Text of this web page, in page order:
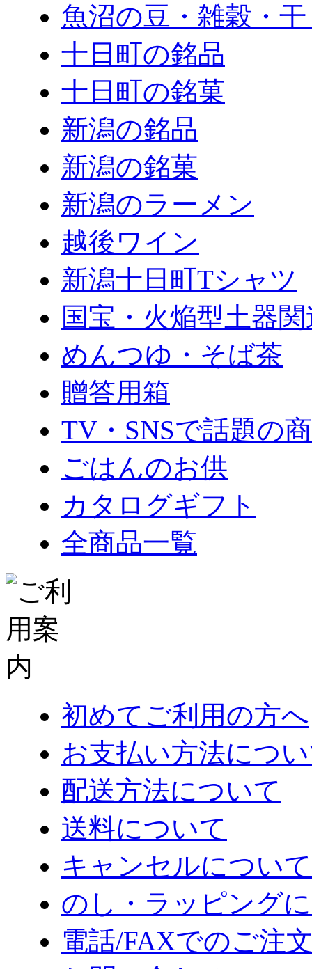
魚沼の豆・雑穀・
十日町の銘品
十日町の銘菓
新潟の銘品
新潟の銘菓
新潟のラーメン
越後ワイン
新潟十日町Tシャツ
国宝・火焔型土器
めんつゆ・そば茶
贈答用箱
TV・SNSで話題の
ごはんのお供
カタログギフト
全商品一覧
初めてご利用の方へ
お支払い方法につ
配送方法について
送料について
キャンセルについて
のし・ラッピング
電話/FAXでのご注